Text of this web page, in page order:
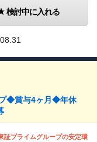
検討中に入れる
プ◆賞与4ヶ月◆年休
証プライムグループの安定環